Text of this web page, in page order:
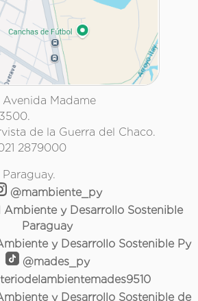
Avenida Madame
de la Guerra del Chaco.
2879000
@mambiente_py
y Desarrollo Sostenible
Paraguay
y Desarrollo Sostenible Py
@mades_py
y Desarrollo Sostenible de